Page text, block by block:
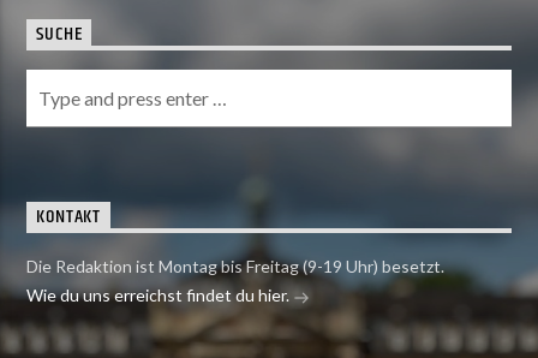
SUCHE
KONTAKT
Die Redaktion ist Montag bis Freitag (9-19 Uhr) besetzt.
Wie du uns erreichst findet du hier.